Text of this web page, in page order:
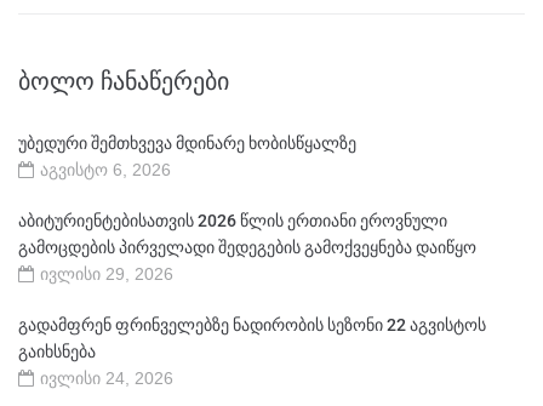
ᲑᲝᲚᲝ ᲩᲐᲜᲐᲬᲔᲠᲔᲑᲘ
უბედური შემთხვევა მდინარე ხობისწყალზე
აგვისტო 6, 2026
აბიტურიენტებისათვის 2026 წლის ერთიანი ეროვნული
გამოცდების პირველადი შედეგების გამოქვეყნება დაიწყო
ივლისი 29, 2026
გადამფრენ ფრინველებზე ნადირობის სეზონი 22 აგვისტოს
გაიხსნება
ივლისი 24, 2026